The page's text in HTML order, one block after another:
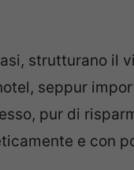
strutturano il
seppur
pur di
e con